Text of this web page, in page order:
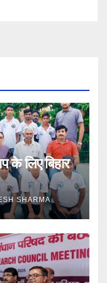
के लिए बिहार
SHARMA